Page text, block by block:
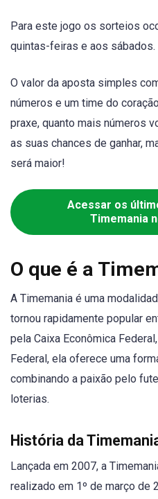
Para este jogo os sorteios
quintas-feiras e aos sábados.
O valor da aposta simples
números e um time do
praxe, quanto mais números
as suas chances de ganhar,
será maior!
Acessar os
Timemania
O que é a
A Timemania é uma
tornou rapidamente popular
pela Caixa Econômica
Federal, ela oferece uma
combinando a paixão pelo
loterias.
História da
Lançada em 2007, a
realizado em 1º de março de